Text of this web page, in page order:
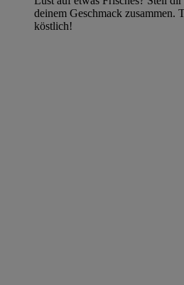
deinem Geschmack zusammen.
köstlich!